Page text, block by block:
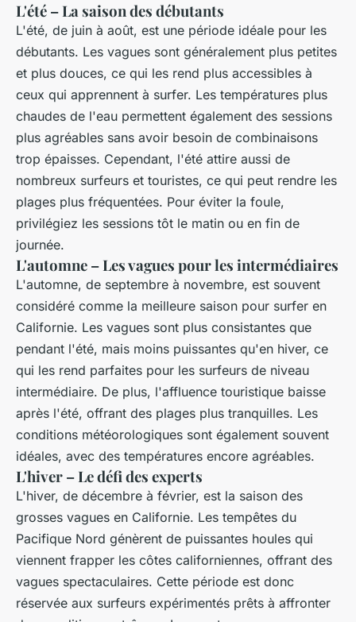
L'été – La saison des débutants
L'été, de juin à août, est une période idéale pour les
débutants. Les vagues sont généralement plus petites
et plus douces, ce qui les rend plus accessibles à
ceux qui apprennent à surfer. Les températures plus
chaudes de l'eau permettent également des sessions
plus agréables sans avoir besoin de combinaisons
trop épaisses. Cependant, l'été attire aussi de
nombreux surfeurs et touristes, ce qui peut rendre les
plages plus fréquentées. Pour éviter la foule,
privilégiez les sessions tôt le matin ou en fin de
journée.
L'automne – Les vagues pour les intermédiaires
L'automne, de septembre à novembre, est souvent
considéré comme la meilleure saison pour surfer en
Californie. Les vagues sont plus consistantes que
pendant l'été, mais moins puissantes qu'en hiver, ce
qui les rend parfaites pour les surfeurs de niveau
intermédiaire. De plus, l'affluence touristique baisse
après l'été, offrant des plages plus tranquilles. Les
conditions météorologiques sont également souvent
idéales, avec des températures encore agréables.
L'hiver – Le défi des experts
L'hiver, de décembre à février, est la saison des
grosses vagues en Californie. Les tempêtes du
Pacifique Nord génèrent de puissantes houles qui
viennent frapper les côtes californiennes, offrant des
vagues spectaculaires. Cette période est donc
réservée aux surfeurs expérimentés prêts à affronter